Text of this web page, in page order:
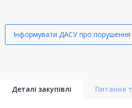
Інформувати ДАСУ про порушення
Деталі закупівлі Питання